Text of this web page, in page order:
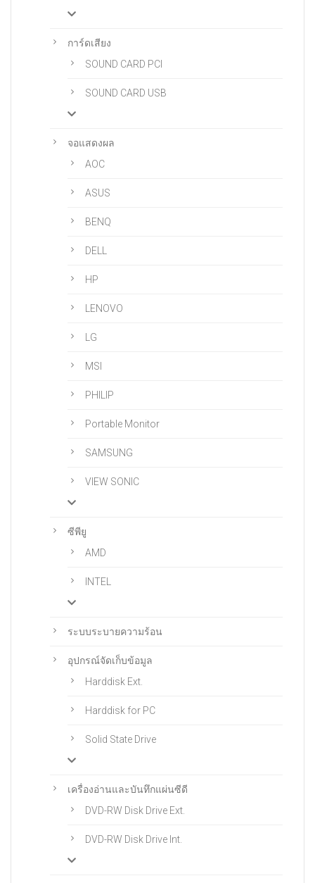
การ์ดเสียง
SOUND CARD PCI
SOUND CARD USB
จอแสดงผล
AOC
ASUS
BENQ
DELL
HP
LENOVO
LG
MSI
PHILIP
Portable Monitor
SAMSUNG
VIEW SONIC
ซีพียู
AMD
INTEL
ระบบระบายความร้อน
อุปกรณ์จัดเก็บข้อมูล
Harddisk Ext.
Harddisk for PC
Solid State Drive
เครื่องอ่านและบันทึกแผ่นซีดี
DVD-RW Disk Drive Ext.
DVD-RW Disk Drive Int.